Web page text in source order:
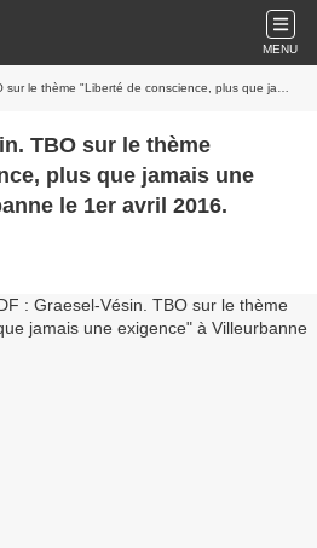
MENU
de conscience, plus que jamais une exigence" à Villeurbanne le 1er avril 2016.
TBO sur le thème
plus que jamais une
le 1er avril 2016.